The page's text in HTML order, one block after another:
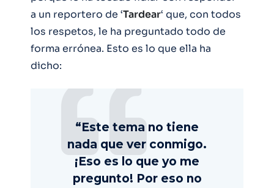
a un reportero de ‘Tardear‘ que, con todos
los respetos, le ha preguntado todo de
forma errónea. Esto es lo que ella ha
dicho:
“Este tema no tiene
nada que ver conmigo.
¡Eso es lo que yo me
pregunto! Por eso no